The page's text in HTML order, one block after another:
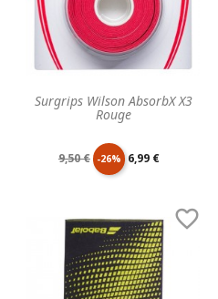
Surgrips Wilson AbsorbX X3
Rouge
Prix
base
9,50 € -26% Prix
6,99 €
